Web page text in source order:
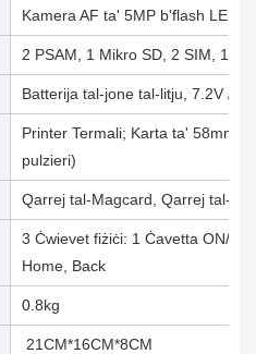
Kamera AF ta' 5MP b'flash LED
2 PSAM, 1 Mikro SD, 2 SIM, 1
Batterija tal-jone tal-litju, 7.2V /
Printer Termali; Karta ta' 58mm
pulzieri)
Qarrej tal-Magcard, Qarrej tal-
3 Ċwievet fiżiċi: 1 Ċavetta ON/
Home, Back
0.8kg
21CM*16CM*8CM